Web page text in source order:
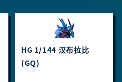
HG 1/144 汉布拉比
(GQ)